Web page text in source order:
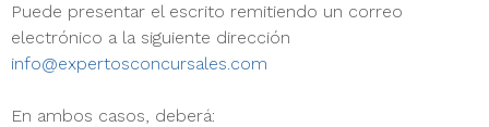
Puede presentar el escrito remitiendo un correo
electrónico a la siguiente dirección
info@expertosconcursales.com
En ambos casos, deberá: